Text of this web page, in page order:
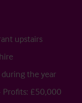
upstairs
the year
Profits: £50,000